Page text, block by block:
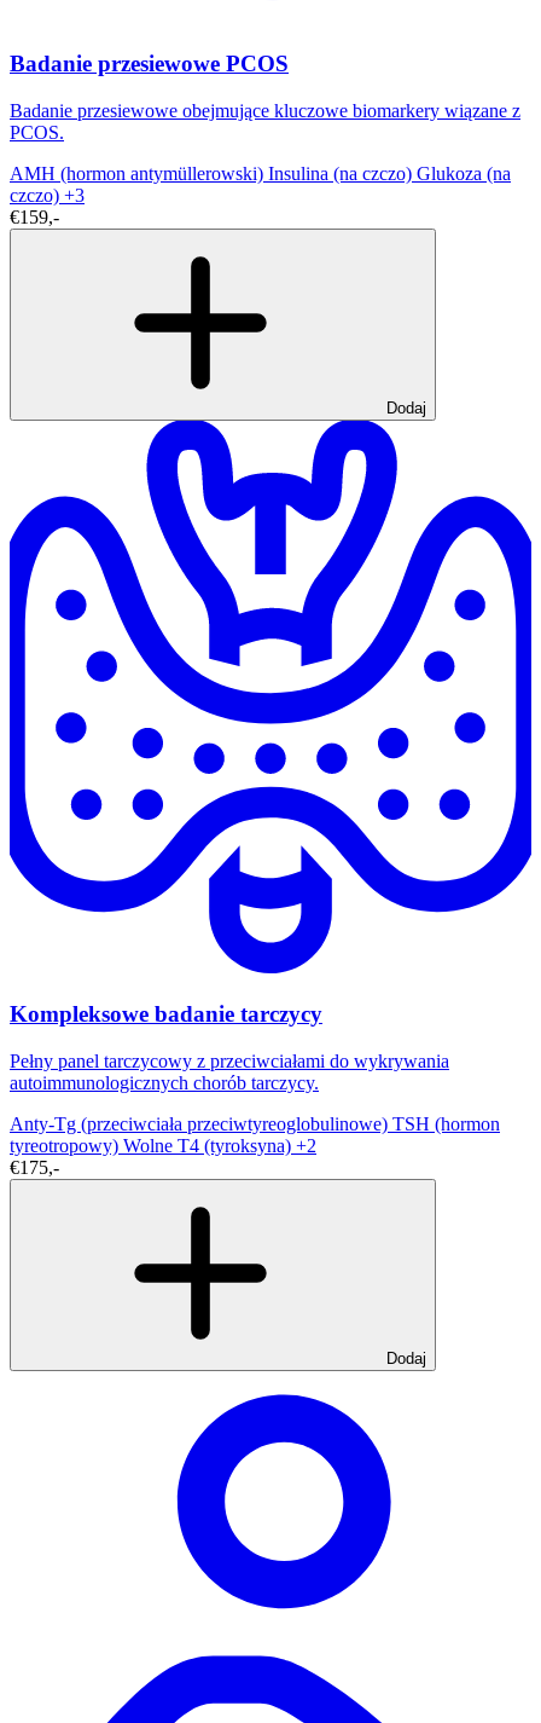
Badanie przesiewowe PCOS
Badanie przesiewowe obejmujące kluczowe biomarkery wiązane z
PCOS.
AMH (hormon antymüllerowski) Insulina (na czczo) Glukoza (na
czczo) +3
€159,-
Dodaj
Kompleksowe badanie tarczycy
Pełny panel tarczycowy z przeciwciałami do wykrywania
autoimmunologicznych chorób tarczycy.
Anty-Tg (przeciwciała przeciwtyreoglobulinowe) TSH (hormon
tyreotropowy) Wolne T4 (tyroksyna) +2
€175,-
Dodaj